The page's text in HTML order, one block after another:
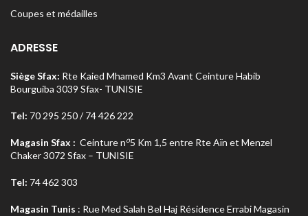
Coupes et médailles
ADRESSE
Siège Sfax: Rte Kaied Mhamed Km3 Avant Ceinture Habib
Bourguiba 3039 Sfax- TUNISIE
Tel: 70 295 250 / 74 426 222
Magasin Sfax : Ceinture no5 Km 1,5 entre Rte Aïn et Menzel
Chaker 3072 Sfax – TUNISIE
Tel: 74 462 303
Magasin Tunis : Rue Med Salah Bel Haj Résidence Errabi Magasin